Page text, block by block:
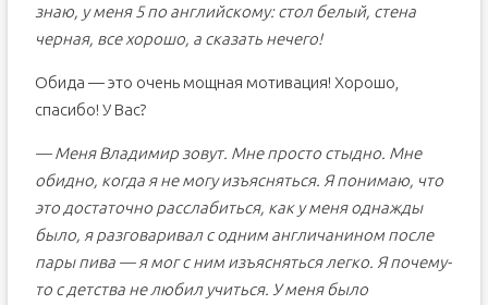
знаю, у меня 5 по английскому: стол белый, стена
черная, все хорошо, а сказать нечего!
Обида — это очень мощная мотивация! Хорошо,
спасибо! У Вас?
— Меня Владимир зовут. Мне просто стыдно. Мне
обидно, когда я не могу изъясняться. Я понимаю, что
это достаточно расслабиться, как у меня однажды
было, я разговаривал с одним англичанином после
пары пива — я мог с ним изъясняться легко. Я почему-
то с детства не любил учиться. У меня было